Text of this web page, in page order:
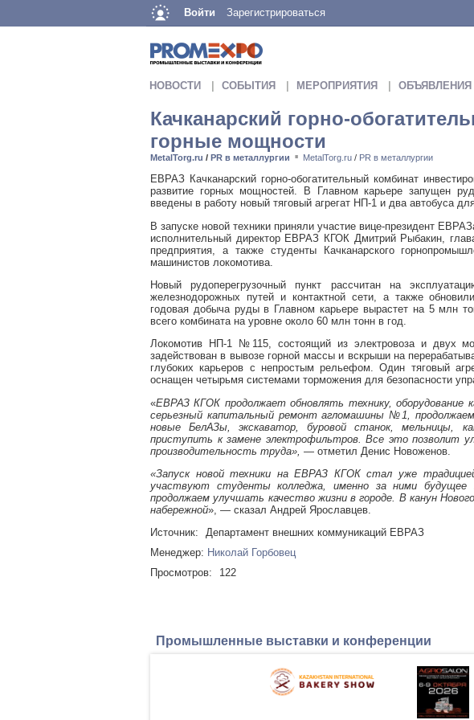
Войти Зарегистрироваться
НОВОСТИ СОБЫТИЯ МЕРОПРИЯТИЯ ОБЪЯВЛЕНИЯ
Качканарский горно-
горные мощности
MetalTorg.ru / PR в металлургии ■ MetalTorg.ru / PR в металлургии
ЕВРАЗ Качканарский горно-обогатительный комбинат
развитие горных мощностей. В Главном карьере запущен
введены в работу новый тяговый агрегат НП-1 и два автобуса
В запуске новой техники приняли участие вице-президент
исполнительный директор ЕВРАЗ КГОК Дмитрий Рыбакин,
предприятия, а также студенты Качканарского
машинистов локомотива.
Новый рудоперегрузочный пункт рассчитан на
железнодорожных путей и контактной сети, а также
годовая добыча руды в Главном карьере вырастет на 5 млн
всего комбината на уровне около 60 млн тонн в год.
Локомотив НП-1 №115, состоящий из электровоза и двух
задействован в вывозе горной массы и вскрыши на
глубоких карьеров с непростым рельефом. Один тяговый
оснащен четырьмя системами торможения для безопасности
«ЕВРАЗ КГОК продолжает обновлять технику,
серьезный капитальный ремонт агломашины №1,
новые БелАЗы, экскаватор, буровой станок, мельницы,
приступить к замене электрофильтров. Все это позволит
производительность труда», — отметил Денис Новоженов.
«Запуск новой техники на ЕВРАЗ КГОК стал уже
участвуют студенты колледжа, именно за ними
продолжаем улучшать качество жизни в городе. В канун
набережной», — сказал Андрей Ярославцев.
Источник:
Департамент внешних коммуникаций ЕВРАЗ
Менеджер: Николай Горбовец
Просмотров:
122
Промышленные выставки и конференции